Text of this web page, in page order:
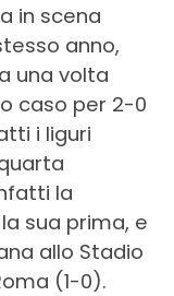
in scena
anno,
una volta
caso per 2-0
i liguri
la
sua prima, e
allo Stadio
(1-0).